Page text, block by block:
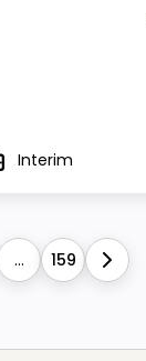
Interim
... 159 Next